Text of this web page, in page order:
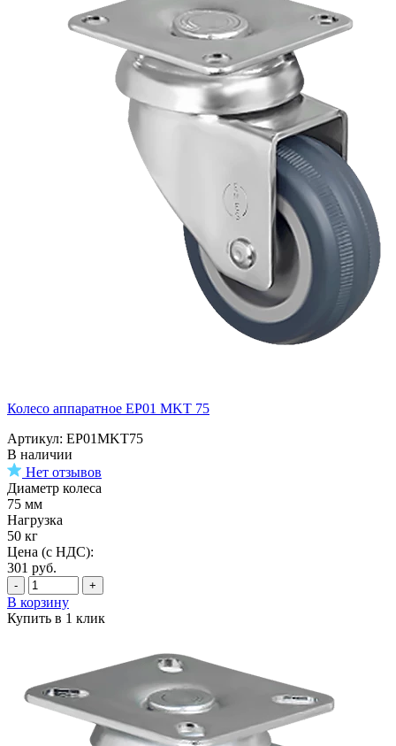
Колесо аппаратное EP01 MKT 75
Артикул: EP01MKT75
В наличии
Нет отзывов
Диаметр колеса
75 мм
Нагрузка
50 кг
Цена (с НДС):
301 руб.
- +
В корзину
Купить в 1 клик